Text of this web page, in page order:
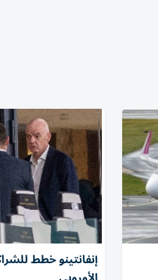
إنفانتينو خطط